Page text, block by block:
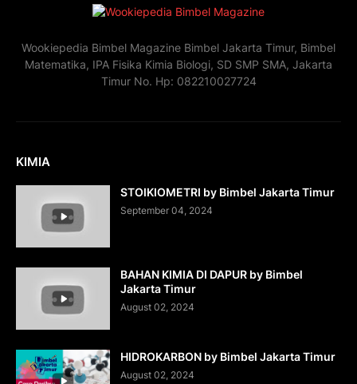
Wookiepedia Bimbel Magazine Bimbel Jakarta Timur, Bimbel
Matematika, IPA Fisika Kimia Biologi, SD SMP SMA, Jakarta
Timur No. Hp: 082210027724
KIMIA
STOIKIOMETRI by Bimbel Jakarta Timur
September 04, 2024
BAHAN KIMIA DI DAPUR by Bimbel
Jakarta Timur
August 02, 2024
HIDROKARBON by Bimbel Jakarta Timur
August 02, 2024